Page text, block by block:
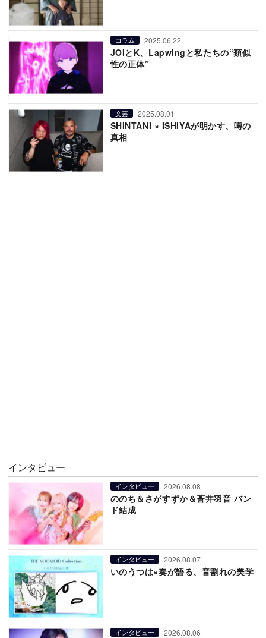
コラム 2025.06.22
JOIとK、Lapwingと私たちの“類似
性の正体”
文芸 2025.08.01
SHINTANI × ISHIYAが明かす、噂の
真相
インタビュー
インタビュー 2026.08.08
ののち＆さがすずか＆蒼井羽音 バン
ド結成
インタビュー 2026.08.07
いのうつは×奏が語る、音割れの美学
インタビュー 2026.08.06